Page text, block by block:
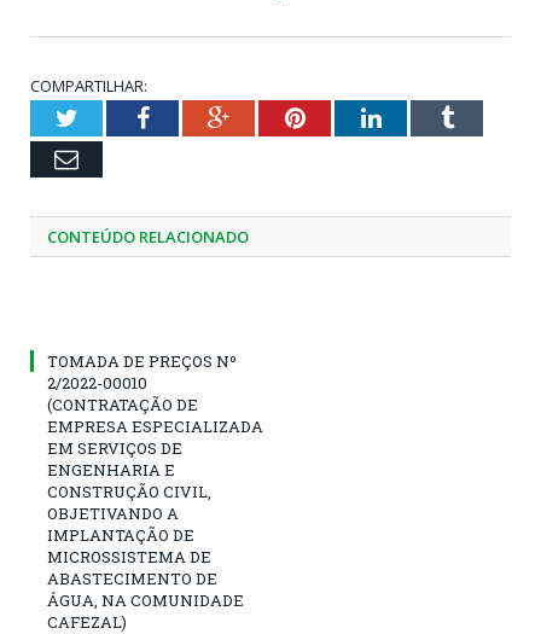
COMPARTILHAR:
TwitterFacebookGoogle+PinterestLinkedInTumblr
Email
CONTEÚDO RELACIONADO
TOMADA DE PREÇOS Nº
2/2022-00010
(CONTRATAÇÃO DE
EMPRESA ESPECIALIZADA
EM SERVIÇOS DE
ENGENHARIA E
CONSTRUÇÃO CIVIL,
OBJETIVANDO A
IMPLANTAÇÃO DE
MICROSSISTEMA DE
ABASTECIMENTO DE
ÁGUA, NA COMUNIDADE
CAFEZAL)